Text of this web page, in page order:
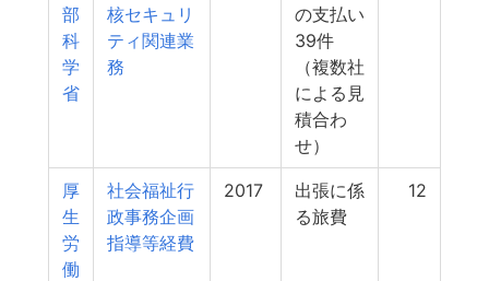
部
科
学
省
核セキュリ
ティ関連業
務
の支払い
39件
（複数社
による見
積合わ
せ）
厚
生
労
働
社会福祉行
政事務企画
指導等経費
2017
出張に係
る旅費
12